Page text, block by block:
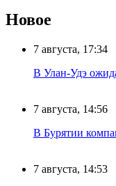
Новое
7 августа, 17:34
В Улан-Удэ
7 августа, 14:56
В Бурятии
7 августа, 14:53